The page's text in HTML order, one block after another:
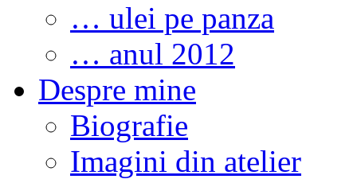
… ulei pe panza
… anul 2012
Despre mine
Biografie
Imagini din atelier